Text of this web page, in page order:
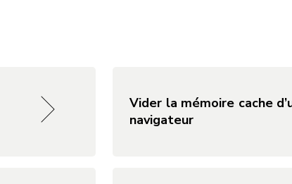
Vider la mémoire cache
navigateur